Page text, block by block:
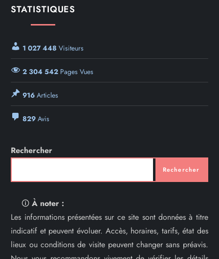
STATISTIQUES
1 027 448 Visiteurs
2 304 542 Pages Vues
916 Articles
829 Avis
Rechercher
Rechercher
🛈À noter :
Les informations présentées sur ce site sont données à titre
indicatif et peuvent évoluer. Accès, horaires, tarifs, état des
lieux ou conditions de visite peuvent changer sans préavis.